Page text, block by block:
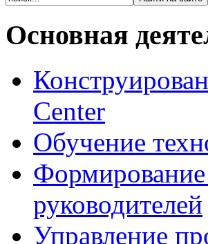
Основная
Center
Обучение
Формирование
руководителей
Управление